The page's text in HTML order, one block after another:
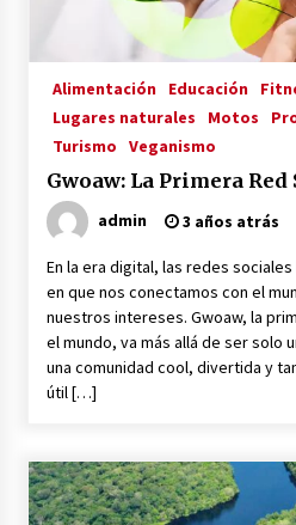
Alimentación Educación
Lugares naturales
Motos
Turismo
Veganismo
Gwoaw: La Primera Red
admin 3 años atrás
En la era digital, las redes
en que nos conectamos con el
nuestros intereses. Gwoaw, la
el mundo, va más allá de ser solo
una comunidad cool, divertida y
útil […]